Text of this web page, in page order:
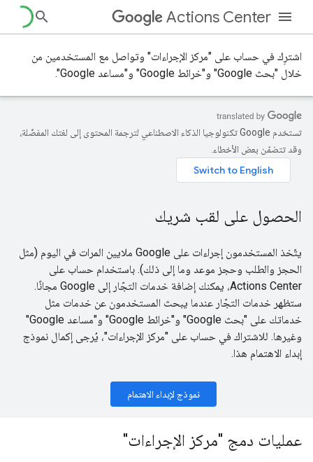
Actions Center
اشترِك في حساب على "مركز الإجراءات" وتواصل مع المستخدمين من
خلال "بحث Google" و"خرائط Google" و"مساعد Google".
تستخدم Google تكنولوجيا الذكاء الاصطناعي لترجمة المحتوى إلى لغتك المفضّلة،
وقد تتضمّن بعض الأخطاء.
الحصول على لقب شريك
يتّخذ المستخدمون إجراءات على Google ملايين المرات في اليوم (مثل
الحجز والطلب وحجز موعد وما إلى ذلك). باستخدام حساب على
Actions Center، يمكنك إضافة خدمات التجّار إلى Google مجانًا.
ستظهر خدمات التجّار عندما يبحث المستخدمون عن خدمات مثل
خدماتك على "بحث Google" و"خرائط Google" و"مساعد Google"
وغيرها. للاشتراك في حساب على "مركز الإجراءات"، يُرجى إكمال نموذج
إبداء الاهتمام هذا.
نموذج لإبداء الاهتمام
عمليات دمج "مركز الإجراءات"